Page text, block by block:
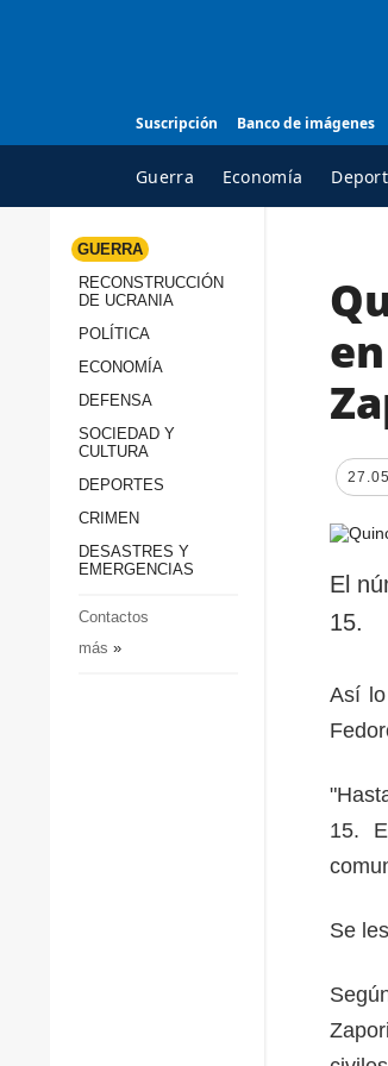
Suscripción Banco de imágenes
Guerra Economía
TODAS LAS
Reconstrucción de
Sociedad y Cultura
Desastres y emergencias
GUERRA
RECONSTRUCCIÓN
DE UCRANIA
POLÍTICA
ECONOMÍA
DEFENSA
SOCIEDAD Y
CULTURA
DEPORTES
CRIMEN
DESASTRES Y
EMERGENCIAS
Contactos
más »
El
15.
Así
15.
Se